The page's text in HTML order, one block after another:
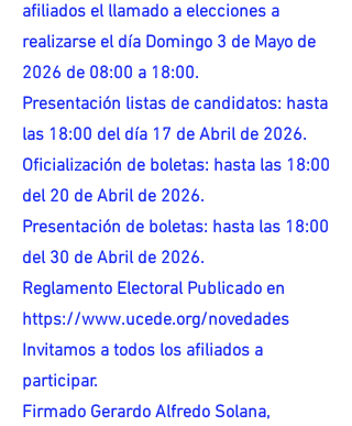
afiliados el llamado a elecciones a
realizarse el día Domingo 3 de Mayo de
2026 de 08:00 a 18:00.
Presentación listas de candidatos: hasta
las 18:00 del día 17 de Abril de 2026.
Oficialización de boletas: hasta las 18:00
del 20 de Abril de 2026.
Presentación de boletas: hasta las 18:00
del 30 de Abril de 2026.
Reglamento Electoral Publicado en
https://www.ucede.org/novedades
Invitamos a todos los afiliados a
participar.
Firmado Gerardo Alfredo Solana,